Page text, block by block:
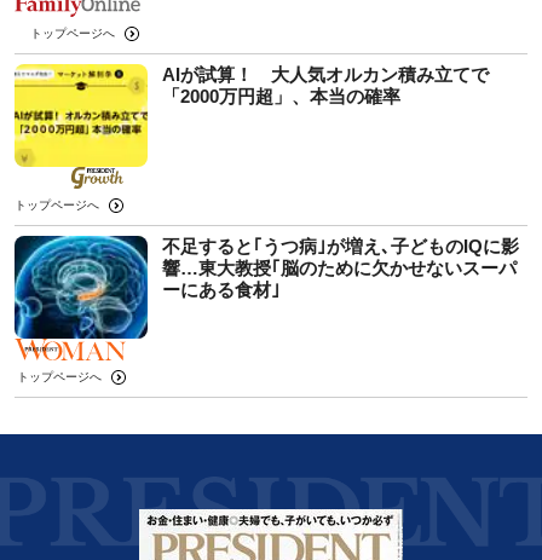
トップページへ
AIが試算！ 大人気オルカン積み立てで
「2000万円超」、本当の確率
トップページへ
不足すると｢うつ病｣が増え､子どものIQに影
響…東大教授｢脳のために欠かせないスーパ
ーにある食材｣
トップページへ